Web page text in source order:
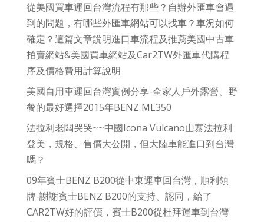
從美國買車運回台灣流程有那些？自辦外匯車會遇
到的問題，有哪些外匯車網站可以找車？車況如何
確定？這篇文章說明進口車流程及推薦美國中古車
拍賣網站&美國買車網站及Car2TW外匯車代購程
序及價格費用計算說明
美國自用車運回台灣實例分享-全家人戶外露營、野
餐的最好選擇2015年BENZ ML350
法拉利老闆哭哭~~中國Icona Vulcano山寨法拉利
登美，規格、售價大公開，但大陸車能進口到台灣
嗎？
09年賓士BENZ B200從中東運車回台灣，順利領
牌-謝謝賓士BENZ B200的支持、認同，給了
CAR2TW好的評價，賓士B200從杜拜運車到台灣